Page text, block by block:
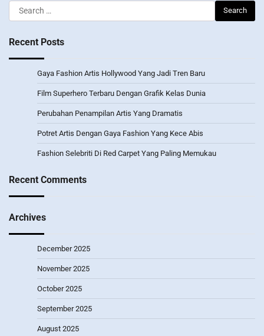
Search
for:
Recent Posts
Gaya Fashion Artis Hollywood Yang Jadi Tren Baru
Film Superhero Terbaru Dengan Grafik Kelas Dunia
Perubahan Penampilan Artis Yang Dramatis
Potret Artis Dengan Gaya Fashion Yang Kece Abis
Fashion Selebriti Di Red Carpet Yang Paling Memukau
Recent Comments
Archives
December 2025
November 2025
October 2025
September 2025
August 2025